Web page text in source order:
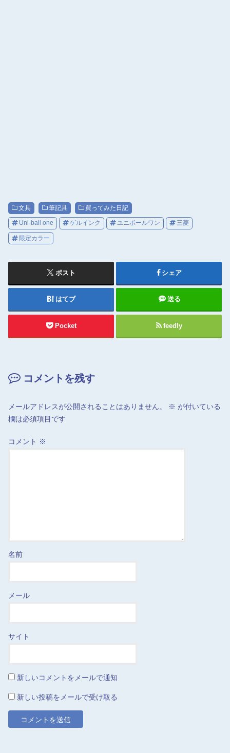
文具 筆記具 買ってみた日記
Uni-ball one ゲルインク ユニボールワン 三菱
限定カラー
ポスト シェア
はてブ 送る
Pocket feedly
コメントを残す
メールアドレスが公開されることはありません。 ※ が付いている
欄は必須項目です
コメント ※
名前
メール
サイト
新しいコメントをメールで通知
新しい投稿をメールで受け取る